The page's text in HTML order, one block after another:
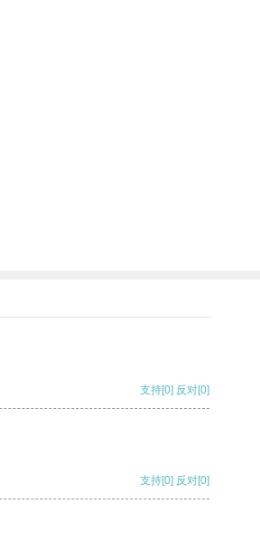
支持[0] 反对[0]
支持[0] 反对[0]